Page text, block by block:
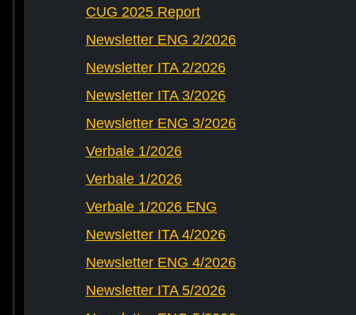
CUG 2025 Report
Newsletter ENG 2/2026
Newsletter ITA 2/2026
Newsletter ITA 3/2026
Newsletter ENG 3/2026
Verbale 1/2026
Verbale 1/2026
Verbale 1/2026 ENG
Newsletter ITA 4/2026
Newsletter ENG 4/2026
Newsletter ITA 5/2026